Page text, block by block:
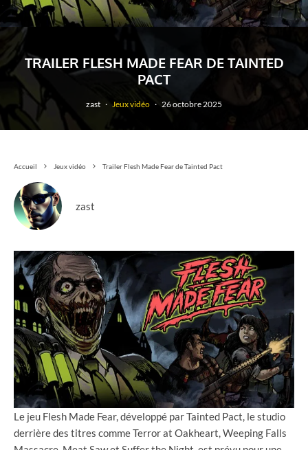
TRAILER FLESH MADE FEAR DE TAINTED
PACT
zast · Jeux vidéo · 26 octobre 2025
Accueil Jeux vidéo Trailer Flesh Made Fear de Tainted Pact
zast
Le jeu Flesh Made Fear, développé par Tainted Pact, le studio
derrière des titres comme Terror at Oakheart, Weeping Falls